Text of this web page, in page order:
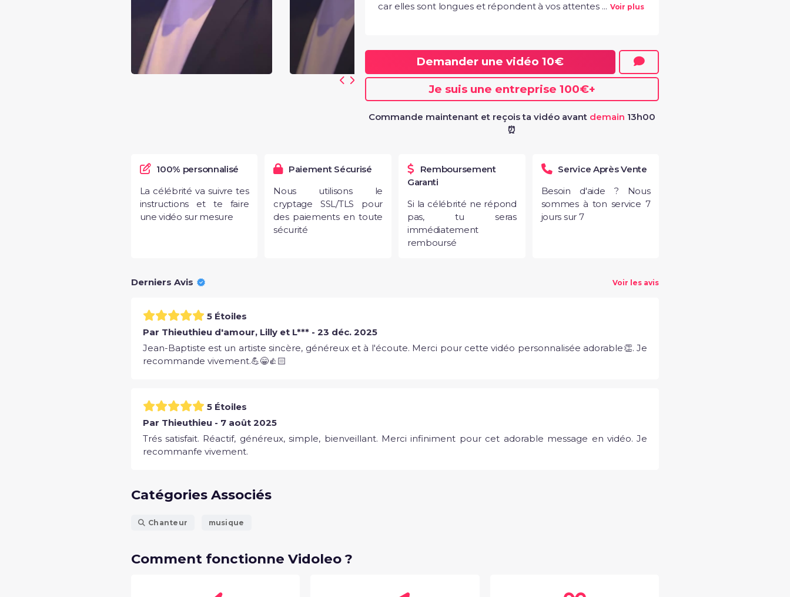
car elles sont longues et répondent à vos attentes ... Voir plus
Demander une vidéo10€
Je suis une entreprise 100€+
Commande maintenant et reçois ta vidéo avant demain 13h00
⏰
100% personnalisé
La célébrité va suivre tes
instructions et te faire
une vidéo sur mesure
Paiement Sécurisé
Nous utilisons le
cryptage SSL/TLS pour
des paiements en toute
sécurité
Remboursement
Garanti
Si la célébrité ne répond
pas, tu seras
immédiatement
remboursé
Service Après Vente
Besoin d'aide ? Nous
sommes à ton service 7
jours sur 7
Derniers Avis Voir les avis
5 Étoiles
Par Thieuthieu d'amour, Lilly et L*** - 23 déc. 2025
Jean-Baptiste est un artiste sincère, généreux et à l'écoute. Merci pour cette vidéo personnalisée adorable👏. Je
recommande vivement.💪😁👍🏻
5 Étoiles
Par Thieuthieu - 7 août 2025
Trés satisfait. Réactif, généreux, simple, bienveillant. Merci infiniment pour cet adorable message en vidéo. Je
recommanfe vivement.
Catégories Associés
Chanteur musique
Comment fonctionne Vidoleo ?